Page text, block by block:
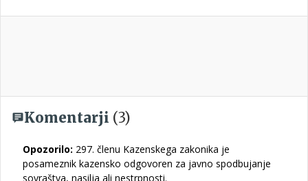
Komentarji (3)
Opozorilo: 297. členu Kazenskega zakonika je
posameznik kazensko odgovoren za javno spodbujanje
sovraštva, nasilja ali nestrpnosti.